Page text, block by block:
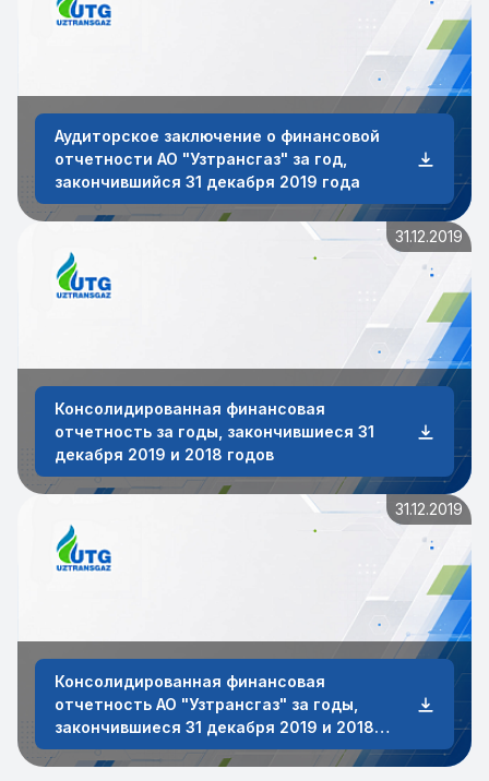
Аудиторское заключение о финансовой
отчетности АО "Узтрансгаз" за год,
закончившийся 31 декабря 2019 года
31.12.2019
Консолидированная финансовая
отчетность за годы, закончившиеся 31
декабря 2019 и 2018 годов
31.12.2019
Консолидированная финансовая
отчетность АО "Узтрансгаз" за годы,
закончившиеся 31 декабря 2019 и 2018
годов